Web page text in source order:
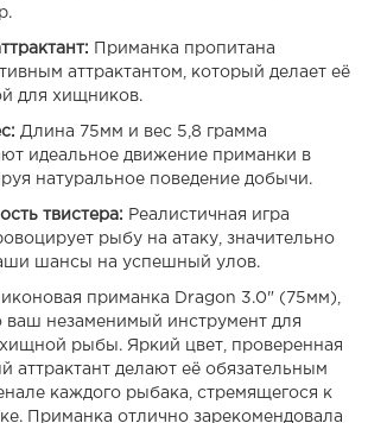
Приманка пропитана
аттрактантом, который делает её
для хищников.
Длина 75мм и вес 5,8 грамма
идеальное движение приманки в
натуральное поведение добычи.
твистера: Реалистичная игра
рыбу на атаку, значительно
шансы на успешный улов.
приманка Dragon 3.0" (75мм),
ваш незаменимый инструмент для
рыбы. Яркий цвет, проверенная
аттрактант делают её обязательным
каждого рыбака, стремящегося к
Приманка отлично зарекомендовала